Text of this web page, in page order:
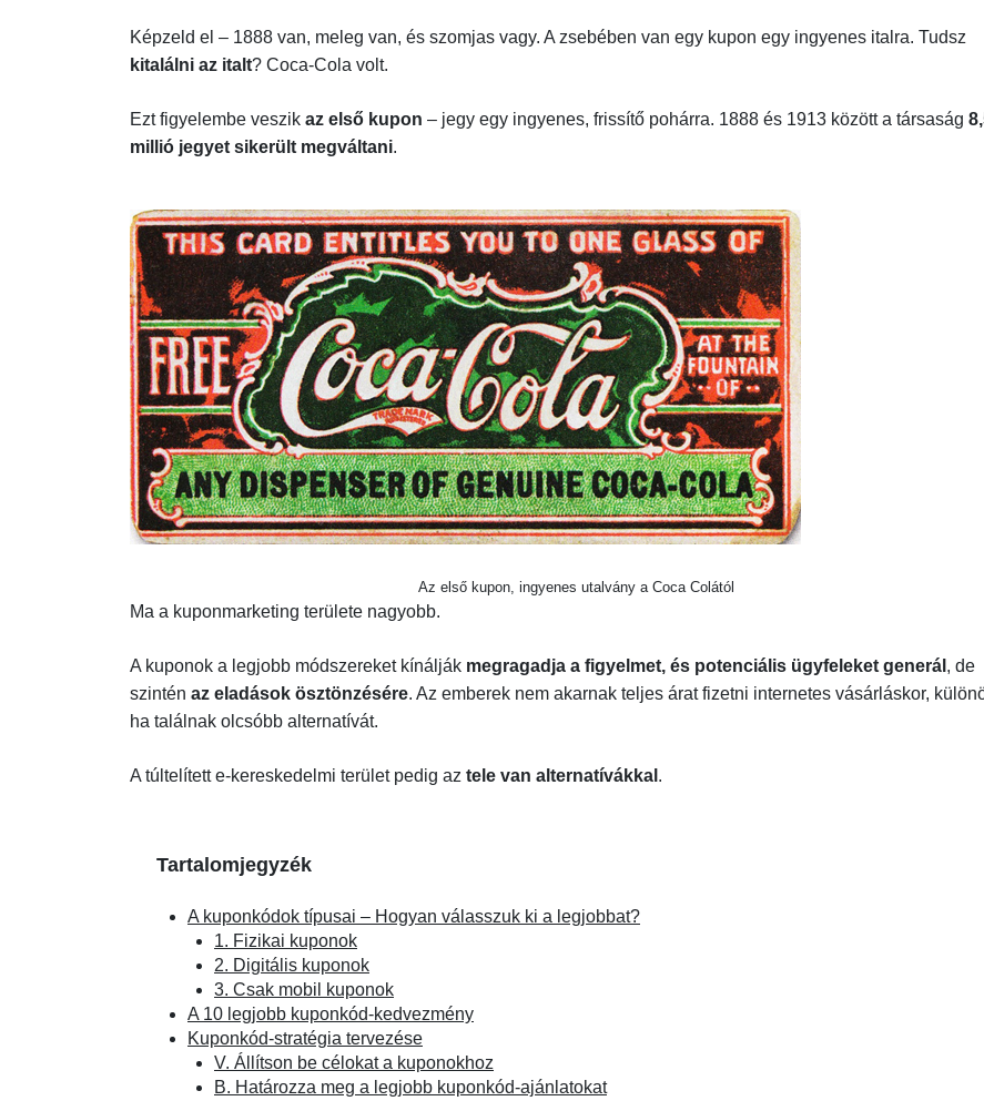
Képzeld el – 1888 van, meleg van, és szomjas vagy. A zsebében van egy kupon egy ingyenes italra. Tudsz
kitalálni az italt? Coca-Cola volt.
Ezt figyelembe veszik az első kupon – jegy egy ingyenes, frissítő pohárra. 1888 és 1913 között a társaság
millió jegyet sikerült megváltani.
Az első kupon, ingyenes utalvány a Coca Colától
Ma a kuponmarketing területe nagyobb.
A kuponok a legjobb módszereket kínálják megragadja a figyelmet, és potenciális ügyfeleket generál , de
szintén az eladások ösztönzésére. Az emberek nem akarnak teljes árat fizetni internetes vásárláskor,
ha találnak olcsóbb alternatívát.
A túltelített e-kereskedelmi terület pedig az tele van alternatívákkal .
Tartalomjegyzék
A kuponkódok típusai – Hogyan válasszuk ki a legjobbat?
1. Fizikai kuponok
2. Digitális kuponok
3. Csak mobil kuponok
A 10 legjobb kuponkód-kedvezmény
Kuponkód-stratégia tervezése
V. Állítson be célokat a kuponokhoz
B. Határozza meg a legjobb kuponkód-ajánlatokat